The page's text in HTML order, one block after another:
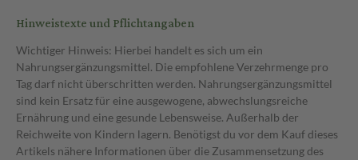
Hinweistexte und Pflichtangaben
Wichtiger Hinweis: Hierbei handelt es sich um ein
Nahrungsergänzungsmittel. Die empfohlene Verzehrmenge pro
Tag darf nicht überschritten werden. Nahrungsergänzungsmittel
sind kein Ersatz für eine ausgewogene, abwechslungsreiche
Ernährung und eine gesunde Lebensweise. Außerhalb der
Reichweite von Kindern lagern. Benötigst du vor dem Kauf dieses
Artikels nähere Informationen über die Zusammensetzung des